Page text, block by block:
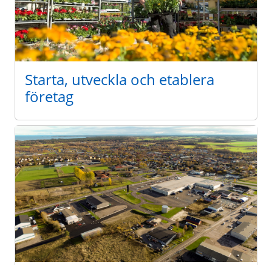
Starta, utveckla och etablera
företag